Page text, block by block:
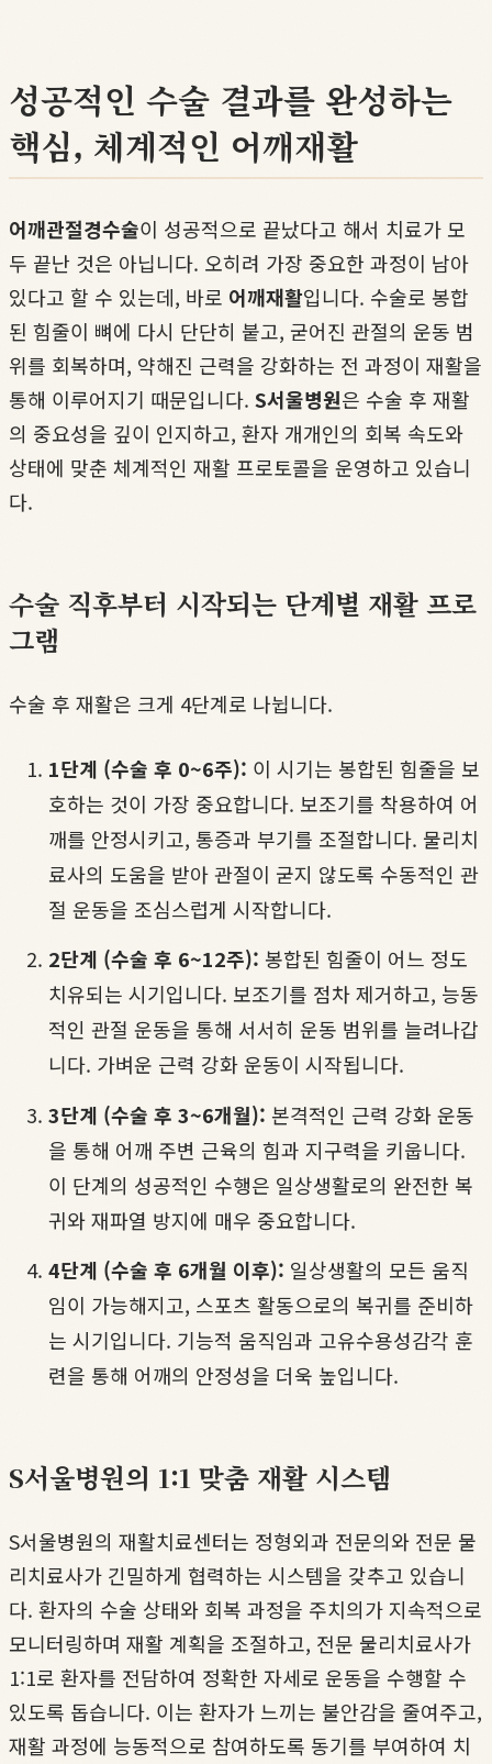
성공적인 수술 결과를 완성하는
핵심, 체계적인 어깨재활
어깨관절경수술이 성공적으로 끝났다고 해서 치료가 모
두 끝난 것은 아닙니다. 오히려 가장 중요한 과정이 남아
있다고 할 수 있는데, 바로 어깨재활입니다. 수술로 봉합
된 힘줄이 뼈에 다시 단단히 붙고, 굳어진 관절의 운동 범
위를 회복하며, 약해진 근력을 강화하는 전 과정이 재활을
통해 이루어지기 때문입니다. S서울병원은 수술 후 재활
의 중요성을 깊이 인지하고, 환자 개개인의 회복 속도와
상태에 맞춘 체계적인 재활 프로토콜을 운영하고 있습니
다.
수술 직후부터 시작되는 단계별 재활 프로
그램
수술 후 재활은 크게 4단계로 나뉩니다.
1단계 (수술 후 0~6주): 이 시기는 봉합된 힘줄을 보
호하는 것이 가장 중요합니다. 보조기를 착용하여 어
깨를 안정시키고, 통증과 부기를 조절합니다. 물리치
료사의 도움을 받아 관절이 굳지 않도록 수동적인 관
절 운동을 조심스럽게 시작합니다.
2단계 (수술 후 6~12주): 봉합된 힘줄이 어느 정도
치유되는 시기입니다. 보조기를 점차 제거하고, 능동
적인 관절 운동을 통해 서서히 운동 범위를 늘려나갑
니다. 가벼운 근력 강화 운동이 시작됩니다.
3단계 (수술 후 3~6개월): 본격적인 근력 강화 운동
을 통해 어깨 주변 근육의 힘과 지구력을 키웁니다.
이 단계의 성공적인 수행은 일상생활로의 완전한 복
귀와 재파열 방지에 매우 중요합니다.
4단계 (수술 후 6개월 이후): 일상생활의 모든 움직
임이 가능해지고, 스포츠 활동으로의 복귀를 준비하
는 시기입니다. 기능적 움직임과 고유수용성감각 훈
련을 통해 어깨의 안정성을 더욱 높입니다.
S서울병원의 1:1 맞춤 재활 시스템
S서울병원의 재활치료센터는 정형외과 전문의와 전문 물
리치료사가 긴밀하게 협력하는 시스템을 갖추고 있습니
다. 환자의 수술 상태와 회복 과정을 주치의가 지속적으로
모니터링하며 재활 계획을 조절하고, 전문 물리치료사가
1:1로 환자를 전담하여 정확한 자세로 운동을 수행할 수
있도록 돕습니다. 이는 환자가 느끼는 불안감을 줄여주고,
재활 과정에 능동적으로 참여하도록 동기를 부여하여 치